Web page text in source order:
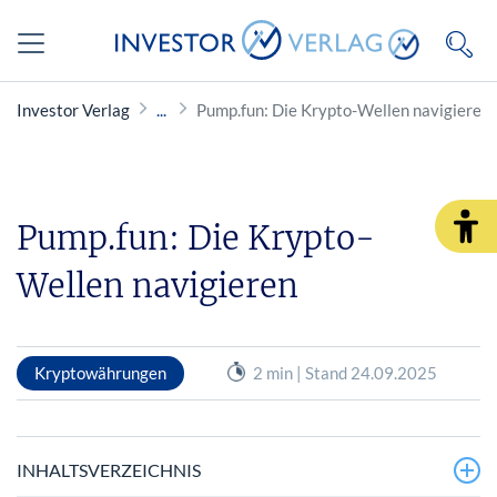
Investor Verlag Pump.fun: Die Krypto-Wellen navigieren
Pump.fun: Die Krypto-
Wellen navigieren
Kryptowährungen 2 min | Stand 24.09.2025
INHALTSVERZEICHNIS